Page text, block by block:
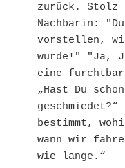
zurück.
Nachbarin:
vorstellen,
wurde!" "Ja,
eine
„Hast Du
geschmiedet?“
bestimmt,
wann wir
wie lange.“